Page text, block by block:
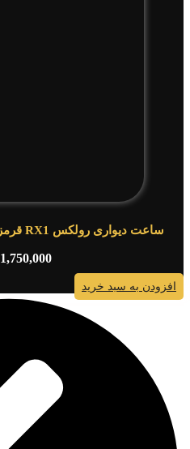
ساعت دیواری رولکس RX1 قرمز 45cm( ایندکس خطی و گرد)
1,750,000
افزودن به سبد خرید